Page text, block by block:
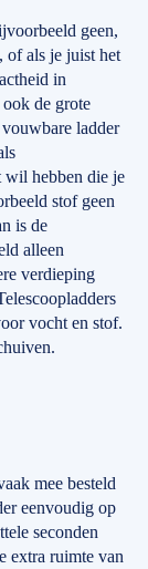
geen,
of als je juist het
in
de grote
ladder
wil hebben die je
stof geen
is de
alleen
verdieping
vocht en stof.
mee besteld
eenvoudig op
seconden
extra ruimte van